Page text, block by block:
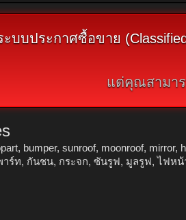
บบประกาศซื้อขาย
แต่คุณสามา
bumper, sunroof, moonroof, mirror,
ร์ท, กันชน, กระจก, ซันรูฟ, มูลรูฟ, ไฟหน้